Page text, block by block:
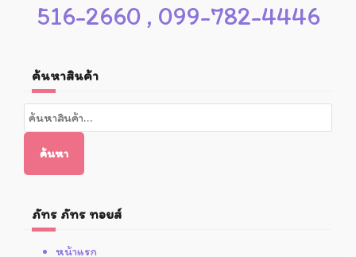
516-2660 , 099-782-4446
ค้นหาสินค้า
ค้นหา:
ค้นหา
ภัทร ภัทร ทอยส์
หน้าแรก